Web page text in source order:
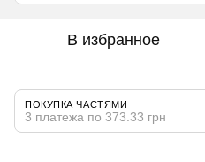
В избранное
ПОКУПКА ЧАСТЯМИ
3 платежа по 373.33 грн